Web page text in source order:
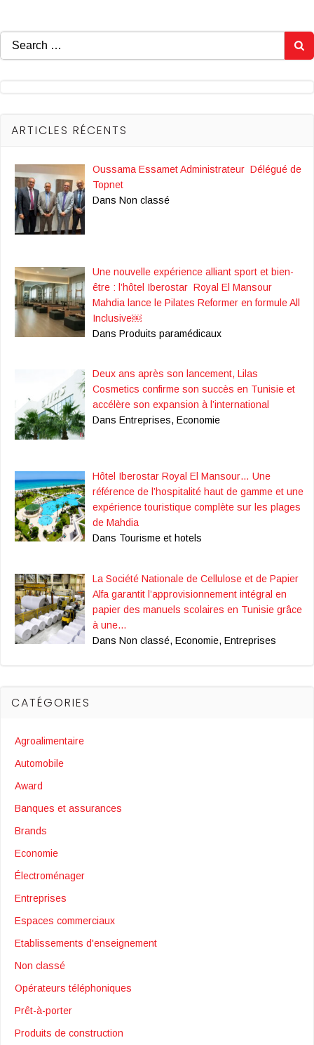
Search
for:
ARTICLES RÉCENTS
Oussama Essamet Administrateur Délégué de
Topnet
Dans Non classé
Une nouvelle expérience alliant sport et bien-
être : l’hôtel Iberostar Royal El Mansour
Mahdia lance le Pilates Reformer en formule All
Inclusive￼
Dans Produits paramédicaux
Deux ans après son lancement, Lilas
Cosmetics confirme son succès en Tunisie et
accélère son expansion à l’international
Dans Entreprises, Economie
Hôtel Iberostar Royal El Mansour… Une
référence de l’hospitalité haut de gamme et une
expérience touristique complète sur les plages
de Mahdia
Dans Tourisme et hotels
La Société Nationale de Cellulose et de Papier
Alfa garantit l’approvisionnement intégral en
papier des manuels scolaires en Tunisie grâce
à une…
Dans Non classé, Economie, Entreprises
CATÉGORIES
Agroalimentaire
Automobile
Award
Banques et assurances
Brands
Economie
Électroménager
Entreprises
Espaces commerciaux
Etablissements d'enseignement
Non classé
Opérateurs téléphoniques
Prêt-à-porter
Produits de construction